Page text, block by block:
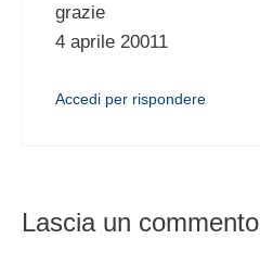
grazie
4 aprile 20011
Accedi per rispondere
Lascia un commento